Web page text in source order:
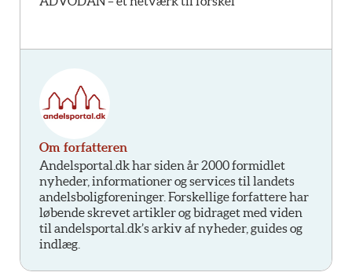
Om forfatteren
Andelsportal.dk har siden år 2000 formidlet
nyheder, informationer og services til landets
andelsboligforeninger. Forskellige forfattere har
løbende skrevet artikler og bidraget med viden
til andelsportal.dk’s arkiv af nyheder, guides og
indlæg.